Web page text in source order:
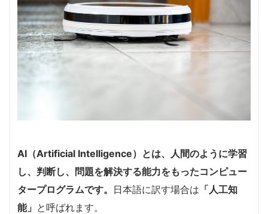
AI（Artificial Intelligence）とは、人間のように学習
し、判断し、問題を解決する能力をもったコンピュー
タープログラムです。 日本語に訳す場合は 「人工知
能」 と呼ばれます。